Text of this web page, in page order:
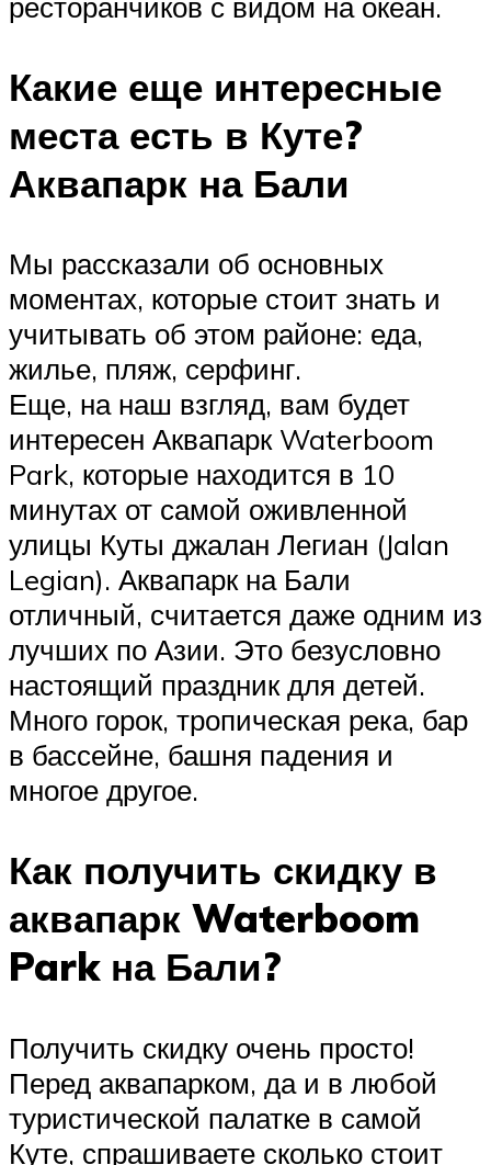
Какие еще интересные
места есть в Куте?
Аквапарк на Бали
Мы рассказали об основных
моментах, которые стоит знать и
учитывать об этом районе: еда,
жилье, пляж, серфинг.
Еще, на наш взгляд, вам будет
интересен Аквапарк Waterboom
Park, которые находится в 10
минутах от самой оживленной
улицы Куты джалан Легиан (Jalan
Legian). Аквапарк на Бали
отличный, считается даже одним из
лучших по Азии. Это безусловно
настоящий праздник для детей.
Много горок, тропическая река, бар
в бассейне, башня падения и
многое другое.
Как получить скидку в
аквапарк Waterboom
Park на Бали?
Получить скидку очень просто!
Перед аквапарком, да и в любой
туристической палатке в самой
Куте, спрашиваете сколько стоит